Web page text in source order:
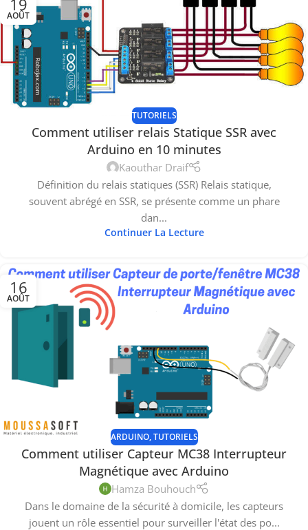
AOÛT
TUTORIELS
Comment utiliser relais Statique SSR avec
Arduino en 10 minutes
Kaouthar Draif
Définition du relais statiques (SSR) Relais statique,
souvent abrégé en SSR, se présente comme un phare
dan...
Continuer La Lecture
16
AOÛT
ARDUINO,TUTORIELS
Comment utiliser Capteur MC38 Interrupteur
Magnétique avec Arduino
Hamza Bouhouch
Dans le domaine de la sécurité à domicile, les capteurs
jouent un rôle essentiel pour surveiller l'état des po...